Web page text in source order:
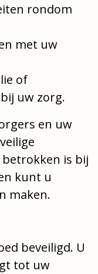
rondom
met uw
of
uw zorg.
en uw
betrokken is bij
kunt u
maken.
beveiligd. U
tot uw